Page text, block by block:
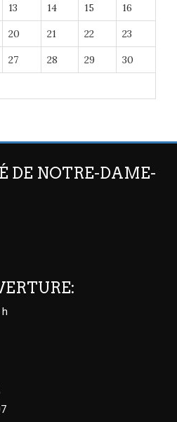
13 14 15 16
20 21 22 23
27 28 29 30
DE NOTRE-DAME-